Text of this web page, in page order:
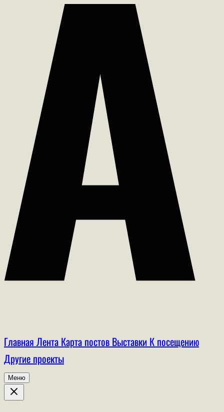
Главная Лента Карта постов Выставки К посещению
Другие проекты
Меню